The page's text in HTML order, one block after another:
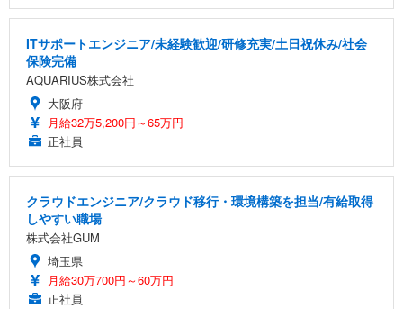
ITサポートエンジニア/未経験歓迎/研修充実/土日祝休み/社会
保険完備
AQUARIUS株式会社
大阪府
月給32万5,200円～65万円
正社員
クラウドエンジニア/クラウド移行・環境構築を担当/有給取得
しやすい職場
株式会社GUM
埼玉県
月給30万700円～60万円
正社員